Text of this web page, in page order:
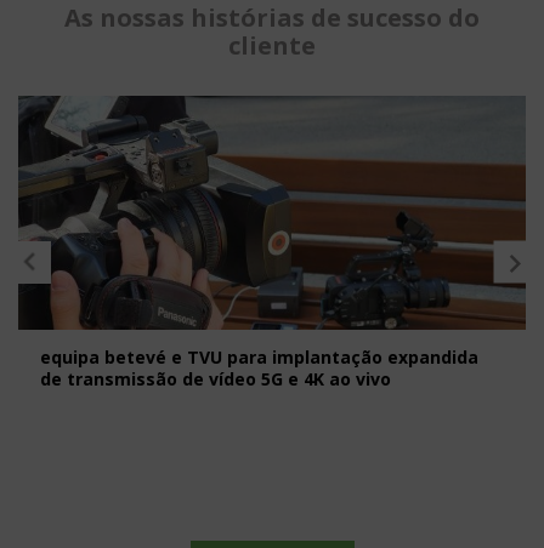
As nossas histórias de sucesso do
cliente
equipa betevé e TVU para implantação expandida
de transmissão de vídeo 5G e 4K ao vivo